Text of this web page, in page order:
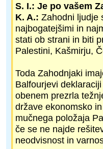
S. I.: Je po vašem
K. A.: Zahodni ljudje
najbogatejšimi in
stati ob strani in biti
Palestini, Kašmirju,
Toda Zahodnjaki
Balfourjevi
obenem prezrla
države ekonomsko
mučnega položaja
če se ne najde
neodvisnost in